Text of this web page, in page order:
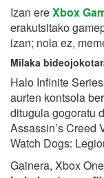
Izan ereXbox
erakutsitako
izan; nola ez,
Milaka
Halo Infinite
aurten kontsola
ditugula gogoratu
Assassin’s Creed
Watch Dogs:
Gainera, Xbox